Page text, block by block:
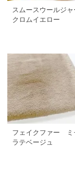
スムースウールジ
クロムイエロー
フェイクファー
ラテベージュ